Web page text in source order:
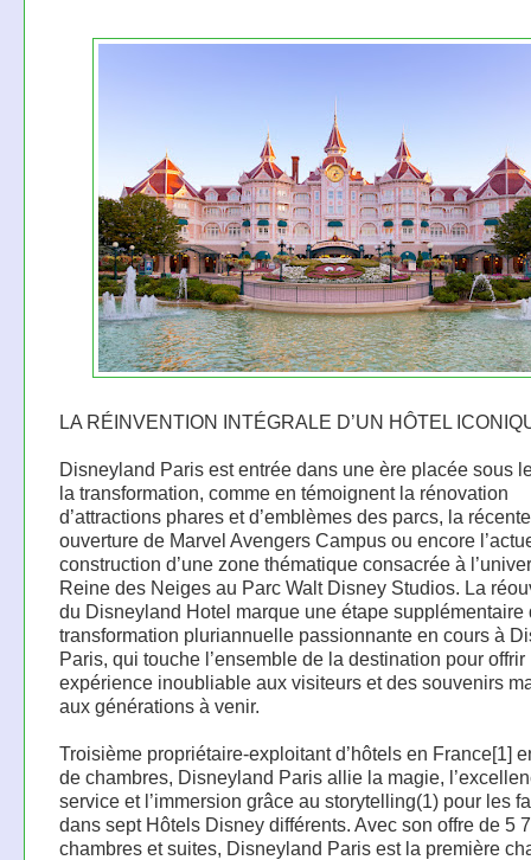
LA RÉINVENTION INTÉGRALE D’UN HÔTEL
Disneyland Paris est entrée dans une ère placée sous
la transformation, comme en témoignent la rénovation
d’attractions phares et d’emblèmes des parcs, la récente
ouverture de Marvel Avengers Campus ou encore
construction d’une zone thématique consacrée à
Reine des Neiges au Parc Walt Disney Studios. La
du Disneyland Hotel marque une étape supplémentaire
transformation pluriannuelle passionnante en cours à
Paris, qui touche l’ensemble de la destination pour offrir
expérience inoubliable aux visiteurs et des souvenirs
aux générations à venir.
Troisième propriétaire-exploitant d’hôtels en France[1]
de chambres, Disneyland Paris allie la magie,
service et l’immersion grâce au storytelling(1) pour les
dans sept Hôtels Disney différents. Avec son offre de 5
chambres et suites, Disneyland Paris est la première